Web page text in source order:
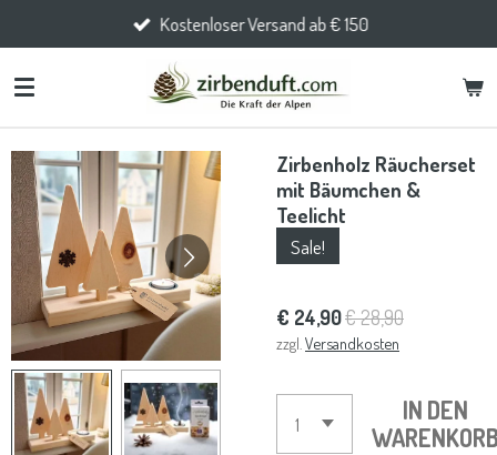
Hauptinhalt
springen
Kostenloser Versand ab € 150
Zirbenholz Räucherset
mit Bäumchen &
Teelicht
Sale!
€ 24,90€ 28,90
zzgl. Versandkosten
IN DEN